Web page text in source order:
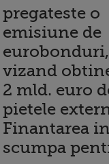
pregateste o
emisiune de
eurobonduri,
vizand
2 mld. euro
pietele
Finantarea
scumpa